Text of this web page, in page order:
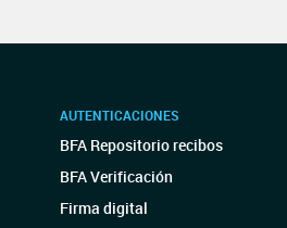
AUTENTICACIONES
BFA Repositorio recibos
BFA Verificación
Firma digital